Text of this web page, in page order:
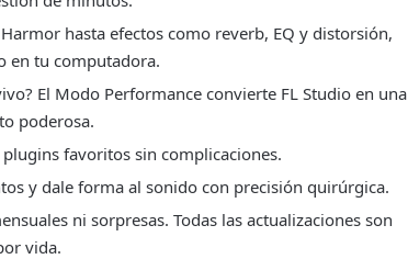
Harmor hasta efectos como reverb, EQ y distorsión,
en tu computadora.
El Modo Performance convierte FL Studio en una
poderosa.
favoritos sin complicaciones.
y dale forma al sonido con precisión quirúrgica.
ni sorpresas. Todas las actualizaciones son
vida.